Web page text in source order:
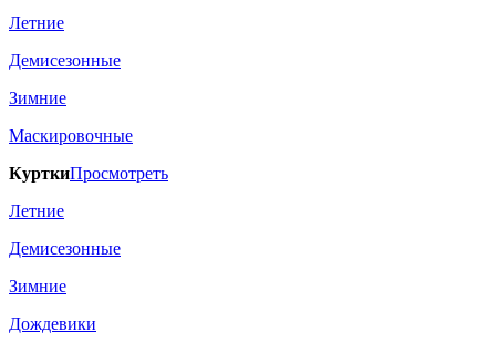
Летние
Демисезонные
Зимние
Маскировочные
КурткиПросмотреть
Летние
Демисезонные
Зимние
Дождевики